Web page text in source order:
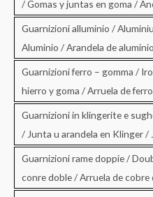
/ Gomas y juntas en goma /
Guarnizioni alluminio /
Aluminio / Arandela de aluminio
Guarnizioni ferro – gomma /
hierro y goma / Arruela de
Guarnizioni in klingerite e
/ Junta u arandela en Klinger /
Guarnizioni rame doppie /
conre doble / Arruela de cobre